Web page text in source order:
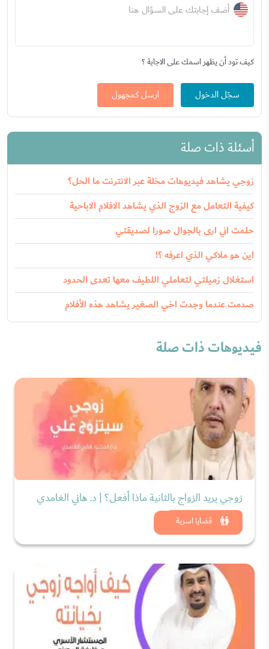
أضف إجابتك على السؤال هنا
كيف تود أن يظهر اسمك على الاجابة ؟
سجّل الدخول ارسل كمجهول
أسئلة ذات صلة
زوجي يشاهد فيديوهات مخلة عبر الانترنت ما الحل؟
كيفية التعامل مع الزوج الذي يشاهد الافلام الاباحية
حلمت اني ارى بالجوال صورا لصديقتي
اين هو ملاكي الذي اعرفه ؟!
استغلال زميلتي لتعاملي اللطيف معها تعدى الحدود
صدمت عندما وجدت اخي الصغير يشاهد هذه الأفلام
فيديوهات ذات صلة
قضايا اسرية
زوجي يريد الزواج بالثانية ماذا أفعل؟ | د. هاني الغامدي
شاهد الان